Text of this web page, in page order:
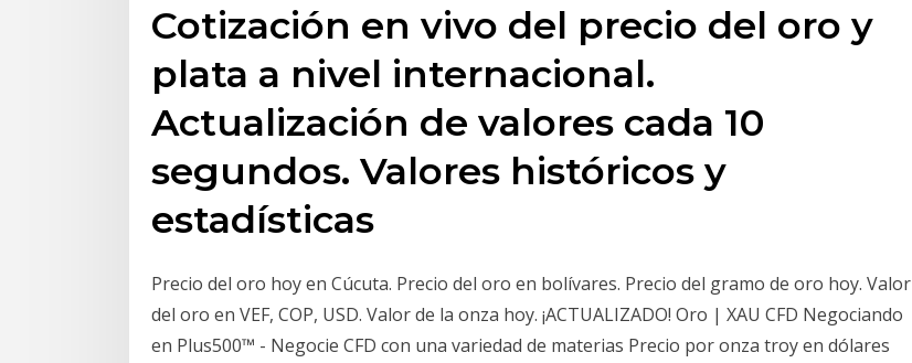
Cotización en vivo del precio del oro y
plata a nivel internacional.
Actualización de valores cada 10
segundos. Valores históricos y
estadísticas
Precio del oro hoy en Cúcuta. Precio del oro en bolívares. Precio del gramo de oro hoy. Valor
del oro en VEF, COP, USD. Valor de la onza hoy. ¡ACTUALIZADO! Oro | XAU CFD Negociando
en Plus500™ - Negocie CFD con una variedad de materias Precio por onza troy en dólares